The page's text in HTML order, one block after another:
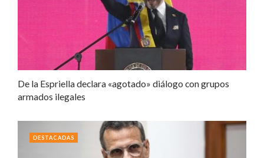
De la Espriella declara «agotado» diálogo con grupos
armados ilegales
DESTACADAS